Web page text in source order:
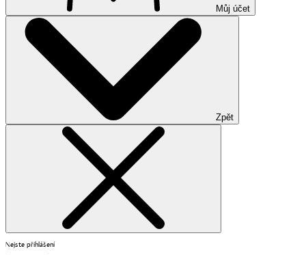
Můj účet
Zpět
Nejste přihlášení